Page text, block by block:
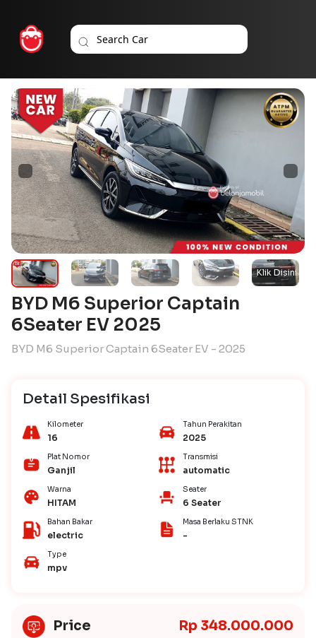
BYD M6 Superior Captain
6Seater EV 2025
BYD M6 Superior Captain 6Seater EV - 2025
Detail Spesifikasi
Kilometer
16
Tahun Perakitan
2025
Plat Nomor
Ganjil
Transmisi
automatic
Warna
HITAM
Seater
6 Seater
Bahan Bakar
electric
Masa Berlaku STNK
-
Type
mpv
Price Rp 348.000.000